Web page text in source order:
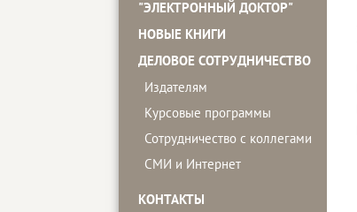
"ЭЛЕКТРОННЫЙ ДОКТОР"
НОВЫЕ КНИГИ
ДЕЛОВОЕ СОТРУДНИЧЕСТВО
Издателям
Курсовые программы
Сотрудничество с коллегами
СМИ и Интернет
КОНТАКТЫ